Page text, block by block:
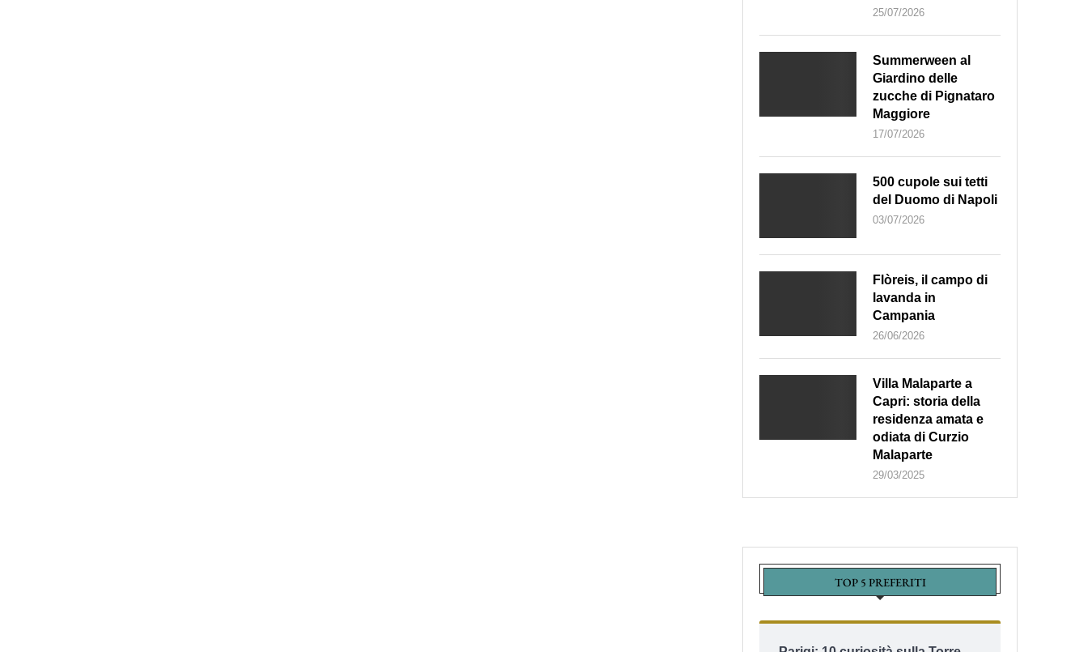
25/07/2026
Summerween al
Giardino delle
zucche di Pignataro
Maggiore
17/07/2026
500 cupole sui tetti
del Duomo di Napoli
03/07/2026
Flòreis, il campo di
lavanda in
Campania
26/06/2026
Villa Malaparte a
Capri: storia della
residenza amata e
odiata di Curzio
Malaparte
29/03/2025
TOP 5 PREFERITI